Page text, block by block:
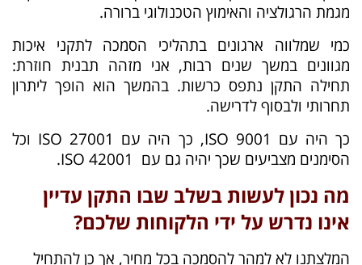
מגמת הרגולציה והאימוץ הטכנולוגי ברורה.
כמי שמלווה ארגונים בתהליכי הסמכה לתקני איכות
מגוונים במשך שנים רבות, אני מזהה תבנית חוזרת:
תחילה התקן נתפס כרשות. בהמשך הוא הופך ליתרון
תחרותי ולבסוף לדרישה.
כך היה עם ISO 9001, כך היה עם ISO 27001 וכל
הסימנים מצביעים שכך יהיה גם עם 42001 ISO.
מה נכון לעשות בשלב שבו התקן עדיין
אינו נדרש על ידי הלקוחות שלכם?
המלצתנו לא למהר להסמכה בכל מחיר, אך כן להתחיל